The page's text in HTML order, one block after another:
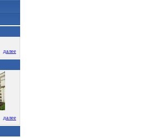
далее
далее